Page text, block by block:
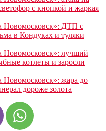
с кнопкой и жаркая
Новомосковск»: ДТП с
в Кондуках и туляки
лучший
котлеты и заросли
жара до
дороже золота